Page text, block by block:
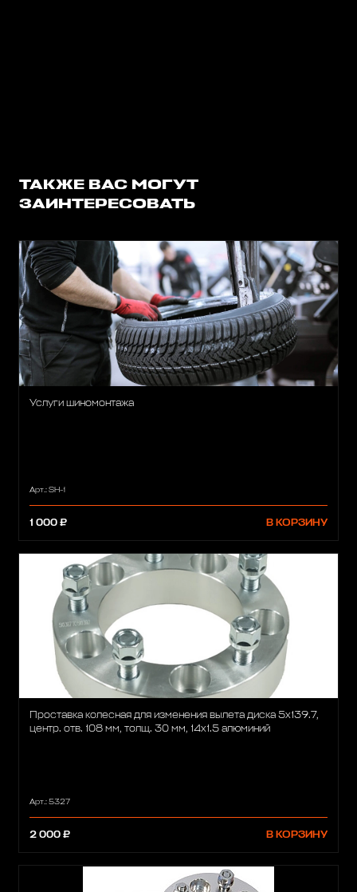
ТАКЖЕ ВАС МОГУТ
ЗАИНТЕРЕСОВАТЬ
Услуги шиномонтажа
Арт.: SH-1
1 000 ₽ В КОРЗИНУ
Проставка колесная для изменения вылета диска 5x139.7,
центр. отв. 108 мм, толщ. 30 мм, 14x1.5 алюминий
Арт.: 5327
2 000 ₽ В КОРЗИНУ